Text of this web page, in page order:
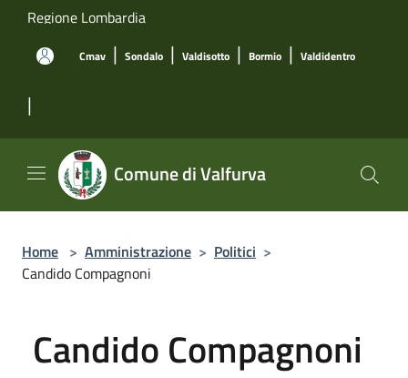
Salta al contenuto principale
Regione Lombardia
Cmav | Sondalo | Valdisotto | Bormio | Valdidentro
|
Comune di Valfurva
Home > Amministrazione > Politici >
Candido Compagnoni
Candido Compagnoni